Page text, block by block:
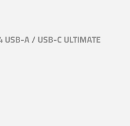
USB-A / USB-C ULTIMATE